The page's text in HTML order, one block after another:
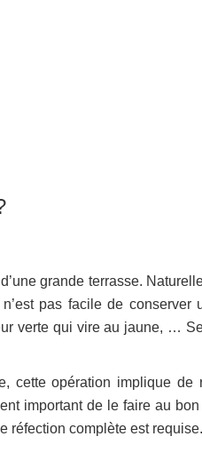
grande terrasse.
pas facile de conserver
verte qui vire au jaune, …
cette opération implique de
important de le faire au bon
réfection complète est requise.